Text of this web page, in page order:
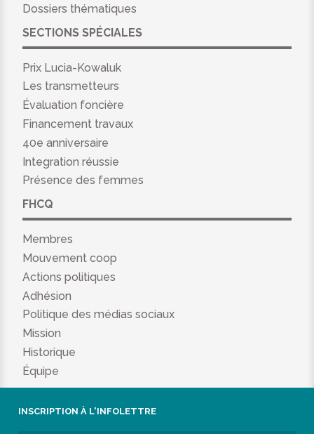
Dossiers thématiques
SECTIONS SPÉCIALES
Prix Lucia-Kowaluk
Les transmetteurs
Évaluation foncière
Financement travaux
40e anniversaire
Integration réussie
Présence des femmes
FHCQ
Membres
Mouvement coop
Actions politiques
Adhésion
Politique des médias sociaux
Mission
Historique
Équipe
INSCRIPTION À L'INFOLETTRE